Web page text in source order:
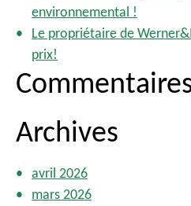
l
i
a
o
s
environnemental !
Le propriétaire de
prix!
Archives
avril 2026
mars 2026